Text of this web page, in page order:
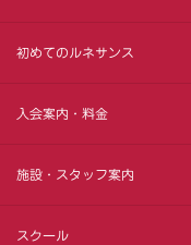
初めてのルネサンス
入会案内・料金
施設・スタッフ案内
スクール